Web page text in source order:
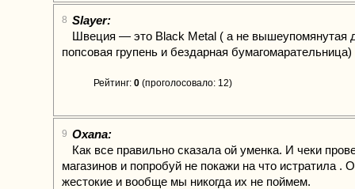
8 Slayer:
Швеция — это Black Metal ( а не вышеупомянутая
попсовая групень и бездарная бумагомарательница)
Рейтинг: 0 (проголосовало: 12)
9 Oxana:
Как все правильно сказала ой уменка. И чеки
магазинов и попробуй не покажи на что истратила .
жестокие и вообще мы никогда их не поймем.